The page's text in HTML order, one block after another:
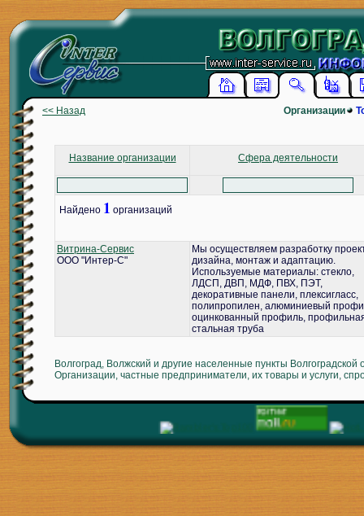
<< Назад Организации
Название организации Сфера деятельности
Найдено 1 организаций
Витрина-Сервис
ООО "Интер-С"
Мы осуществляем разработку
дизайна, монтаж и адаптацию.
Используемые материалы: стекло,
ЛДСП, ДВП, МДФ, ПВХ, ПЭТ,
декоративные панели, плексигласс,
полипропилен, алюминиевый
оцинкованный профиль,
стальная труба
Волгоград, Волжский и другие населенные пункты Волгоградской
Организации, частные предприниматели, их товары и услуги,